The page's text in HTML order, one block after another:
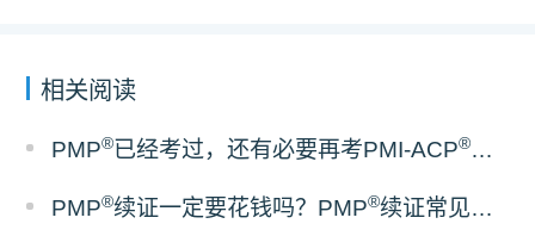
相关阅读
PMP®已经考过，还有必要再考PMI-ACP®吗？
PMP®续证一定要花钱吗？PMP®续证常见误区梳理